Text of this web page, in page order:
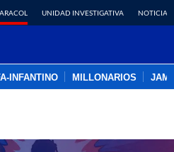
UNIDAD INVESTIGATIVA NOTICIAS
INFANTINO MILLONARIOS